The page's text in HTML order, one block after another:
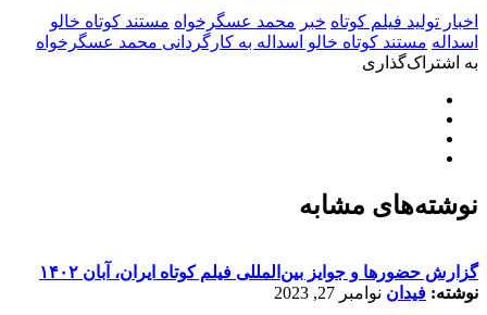
اخبار تولید فیلم کوتاه خبر محمد عسگرخواه مستند کوتاه خالو
اسداله مستند کوتاه خالو اسداله به کارگردانی محمد عسگرخواه
به اشتراک‌گذاری
نوشته‌های مشابه
گزارش حضورها و جوایز بین‌المللی فیلم کوتاه ایران، آبان ۱۴۰۲
نوشته: فیدان نوامبر 27, 2023